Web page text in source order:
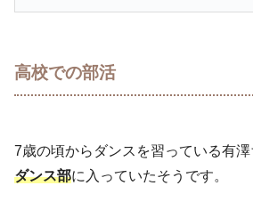
高校での部活
7歳の頃からダンスを習っている有澤
ダンス部に入っていたそうです。